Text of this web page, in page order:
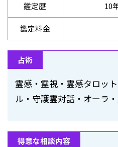
鑑定歴 10
鑑定料金
占術
霊感・霊視・霊感タロッ
ル・守護霊対話・オーラ
得意な相談内容